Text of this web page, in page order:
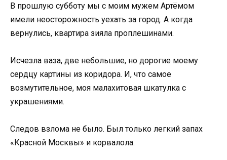
В прошлую субботу мы с моим мужем Артёмом
имели неосторожность уехать за город. А когда
вернулись, квартира зияла проплешинами.
Исчезла ваза, две небольшие, но дорогие моему
сердцу картины из коридора. И, что самое
возмутительное, моя малахитовая шкатулка с
украшениями.
Следов взлома не было. Был только легкий запах
«Красной Москвы» и корвалола.